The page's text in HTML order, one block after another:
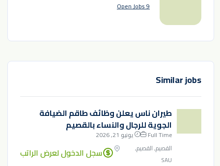
9 Open Jobs
Similar jobs
طيران ناس يعلن وظائف طاقم الضيافة
الجوية للرجال والنساء بالقصيم
Full Time
يونيو 21, 2026
القصيم, القصيم,
SAU
سجل الدخول لعرض الراتب